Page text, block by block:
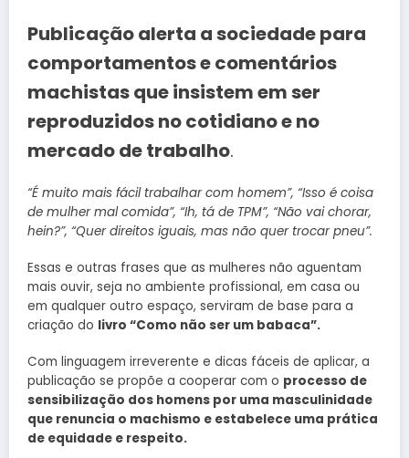
Publicação alerta a sociedade para
comportamentos e comentários
machistas que insistem em ser
reproduzidos no cotidiano e no
mercado de trabalho.
“É muito mais fácil trabalhar com homem”, “Isso é coisa
de mulher mal comida”, “Ih, tá de TPM”, “Não vai chorar,
hein?”, “Quer direitos iguais, mas não quer trocar pneu”.
Essas e outras frases que as mulheres não aguentam
mais ouvir, seja no ambiente profissional, em casa ou
em qualquer outro espaço, serviram de base para a
criação do livro “Como não ser um babaca”.
Com linguagem irreverente e dicas fáceis de aplicar, a
publicação se propõe a cooperar com o processo de
sensibilização dos homens por uma masculinidade
que renuncia o machismo e estabelece uma prática
de equidade e respeito.